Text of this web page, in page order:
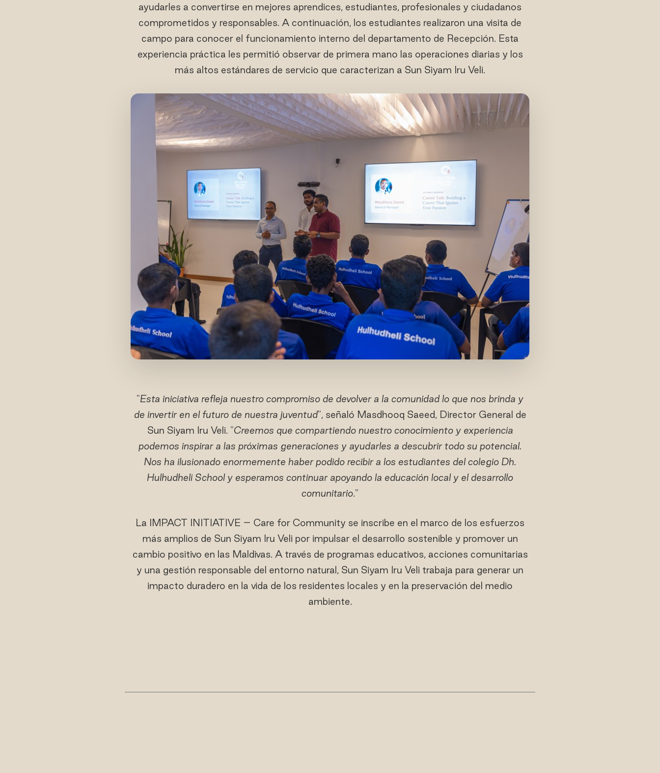
ayudarles a convertirse en mejores aprendices, estudiantes, profesionales y ciudadanos
comprometidos y responsables. A continuación, los estudiantes realizaron una visita de
campo para conocer el funcionamiento interno del departamento de Recepción. Esta
experiencia práctica les permitió observar de primera mano las operaciones diarias y los
más altos estándares de servicio que caracterizan a Sun Siyam Iru Veli.
"Esta iniciativa refleja nuestro compromiso de devolver a la comunidad lo que nos brinda y
de invertir en el futuro de nuestra juventud", señaló Masdhooq Saeed, Director General de
Sun Siyam Iru Veli. "Creemos que compartiendo nuestro conocimiento y experiencia
podemos inspirar a las próximas generaciones y ayudarles a descubrir todo su potencial.
Nos ha ilusionado enormemente haber podido recibir a los estudiantes del colegio Dh.
Hulhudheli School y esperamos continuar apoyando la educación local y el desarrollo
comunitario."
La IMPACT INITIATIVE – Care for Community se inscribe en el marco de los esfuerzos
más amplios de Sun Siyam Iru Veli por impulsar el desarrollo sostenible y promover un
cambio positivo en las Maldivas. A través de programas educativos, acciones comunitarias
y una gestión responsable del entorno natural, Sun Siyam Iru Veli trabaja para generar un
impacto duradero en la vida de los residentes locales y en la preservación del medio
ambiente.